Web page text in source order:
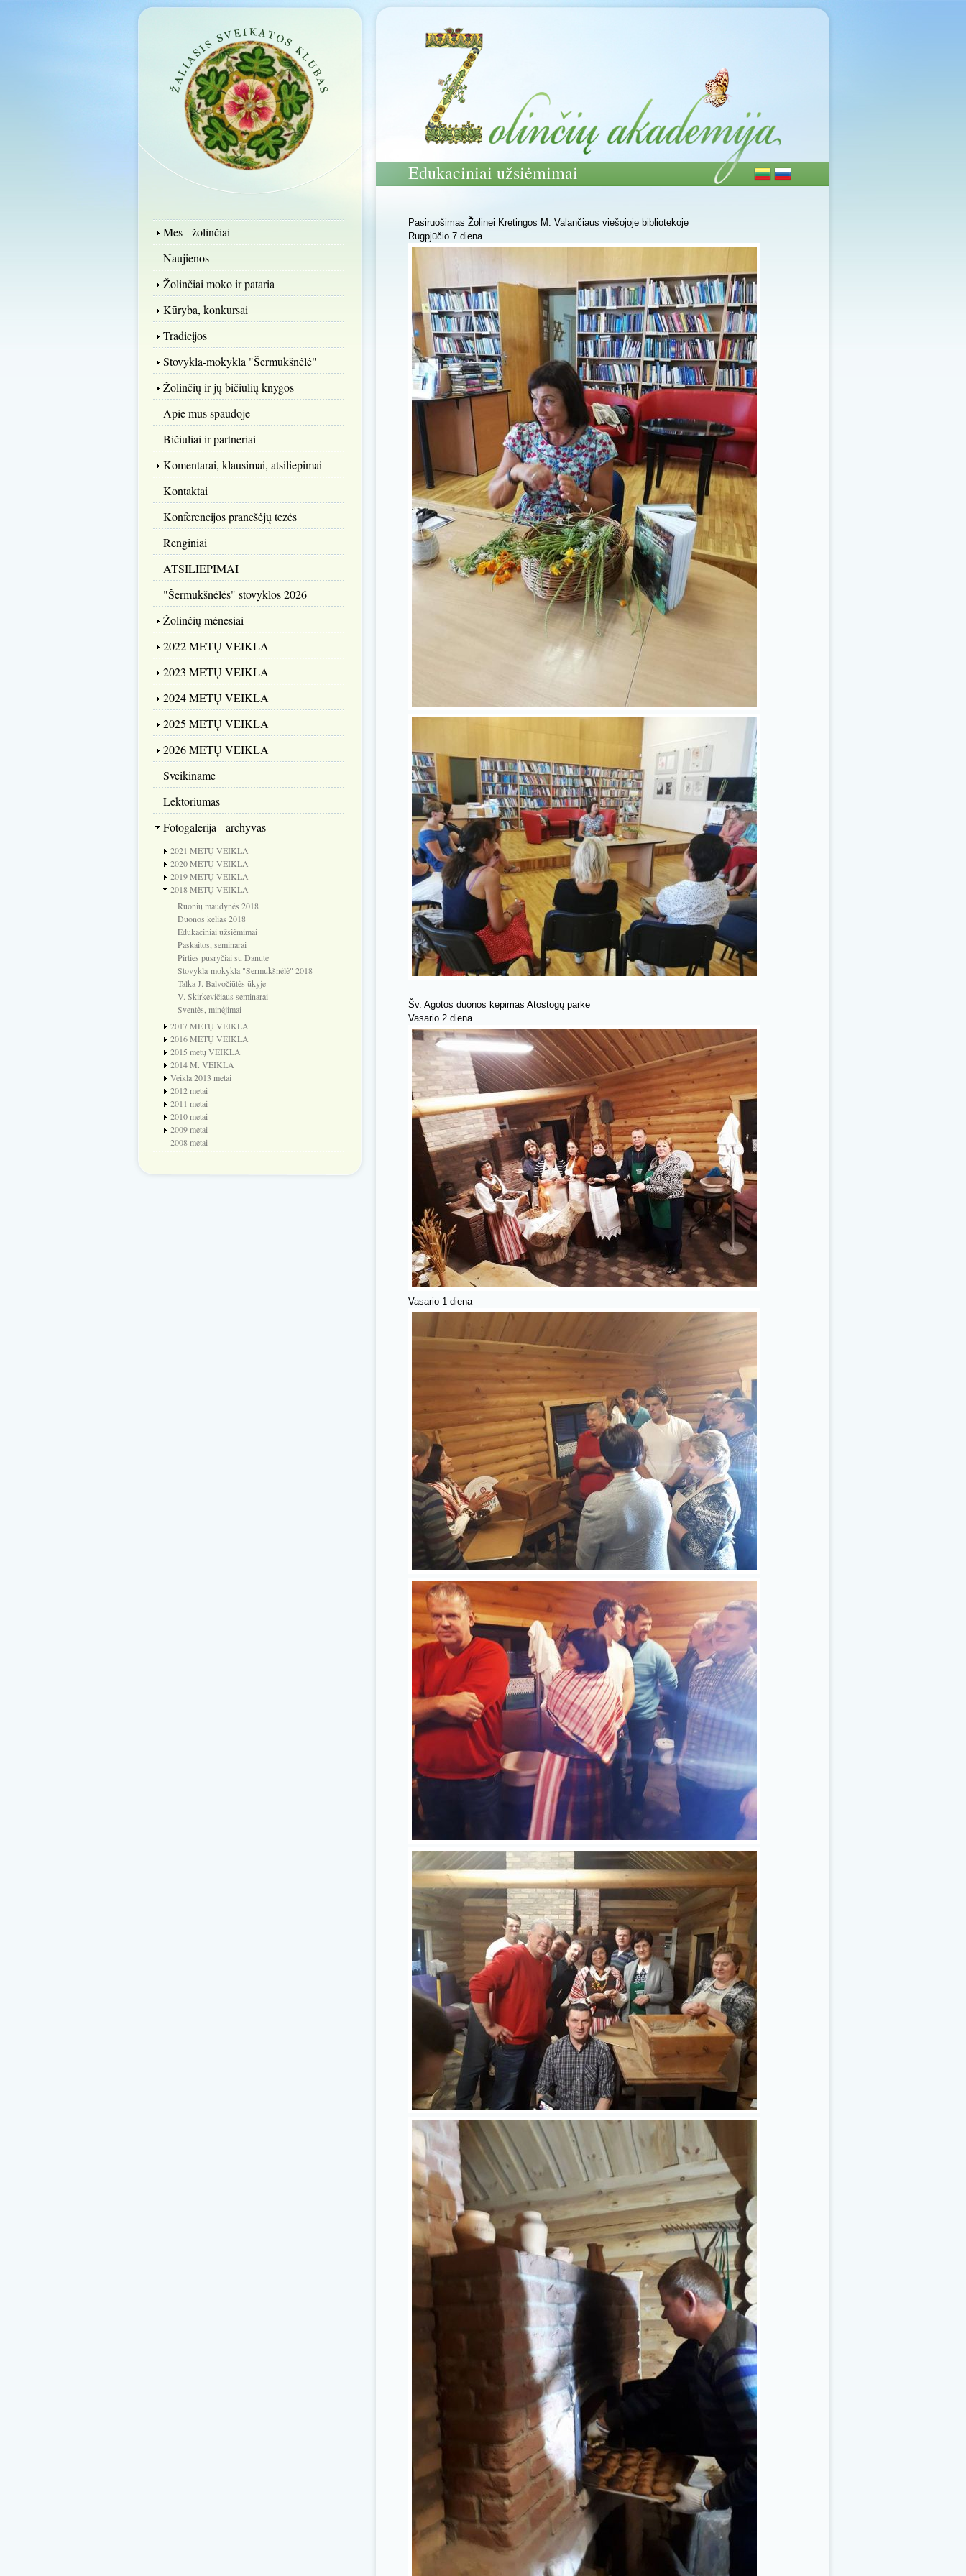
Mes - žolinčiai
Naujienos
Žolinčiai moko ir pataria
Kūryba, konkursai
Tradicijos
Stovykla-mokykla "Šermukšnėlė"
Žolinčių ir jų bičiulių knygos
Apie mus spaudoje
Bičiuliai ir partneriai
Komentarai, klausimai, atsiliepimai
Kontaktai
Konferencijos pranešėjų tezės
Renginiai
ATSILIEPIMAI
"Šermukšnėlės" stovyklos 2026
Žolinčių mėnesiai
2022 METŲ VEIKLA
2023 METŲ VEIKLA
2024 METŲ VEIKLA
2025 METŲ VEIKLA
2026 METŲ VEIKLA
Sveikiname
Lektoriumas
Fotogalerija - archyvas
2021 METŲ VEIKLA
2020 METŲ VEIKLA
2019 METŲ VEIKLA
2018 METŲ VEIKLA
Ruonių maudynės 2018
Duonos kelias 2018
Edukaciniai užsiėmimai
Paskaitos, seminarai
Pirties pusryčiai su Danute
Stovykla-mokykla "Šermukšnėlė" 2018
Talka J. Balvočiūtės ūkyje
V. Skirkevičiaus seminarai
Šventės, minėjimai
2017 METŲ VEIKLA
2016 METŲ VEIKLA
2015 metų VEIKLA
2014 M. VEIKLA
Veikla 2013 metai
2012 metai
2011 metai
2010 metai
2009 metai
2008 metai
Edukaciniai užsiėmimai
Pasiruošimas Žolinei Kretingos M. Valančiaus viešojoje bibliotekoje
Rugpjūčio 7 diena
Šv. Agotos duonos kepimas Atostogų parke
Vasario 2 diena
Vasario 1 diena